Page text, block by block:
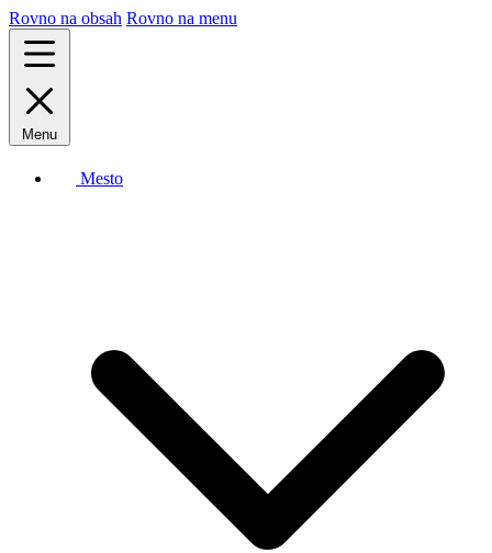
Rovno na obsah Rovno na menu
Menu
Mesto